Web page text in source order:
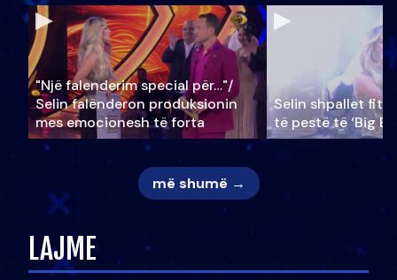
"Një falenderim special për…"/
Selin falënderon produksionin
mes emocionesh të forta
Selin shpallet
të pestë të ‘Big
më shumë →
LAJME